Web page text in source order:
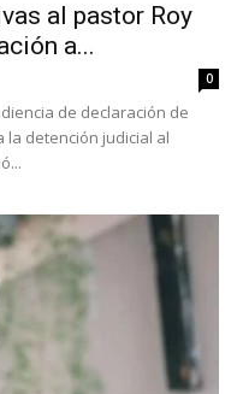
al pastor Roy
a...
0
de declaración de
la detención judicial al